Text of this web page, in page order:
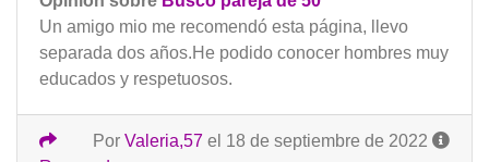
Un amigo mio me recomendó esta página, llevo
separada dos años.He podido conocer hombres muy
educados y respetuosos.
Por Valeria,57 el 18 de septiembre de 2022